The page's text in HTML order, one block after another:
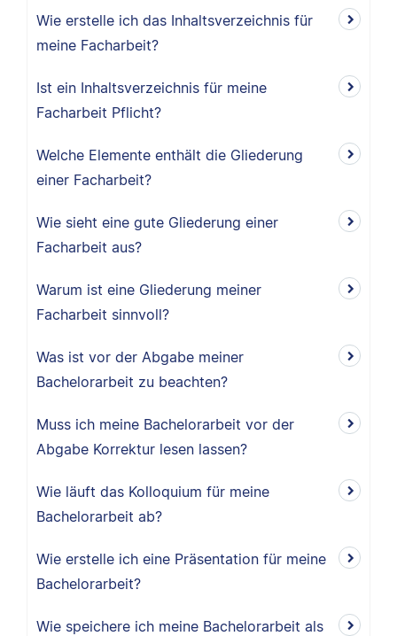
Wie erstelle ich das Inhaltsverzeichnis für
meine Facharbeit?
Ist ein Inhaltsverzeichnis für meine
Facharbeit Pflicht?
Welche Elemente enthält die Gliederung
einer Facharbeit?
Wie sieht eine gute Gliederung einer
Facharbeit aus?
Warum ist eine Gliederung meiner
Facharbeit sinnvoll?
Was ist vor der Abgabe meiner
Bachelorarbeit zu beachten?
Muss ich meine Bachelorarbeit vor der
Abgabe Korrektur lesen lassen?
Wie läuft das Kolloquium für meine
Bachelorarbeit ab?
Wie erstelle ich eine Präsentation für meine
Bachelorarbeit?
Wie speichere ich meine Bachelorarbeit als